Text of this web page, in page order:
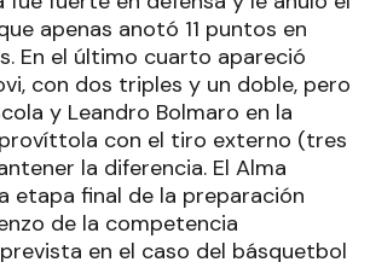
apenas anotó 11 puntos en
En el último cuarto apareció
con dos triples y un doble, pero
y Leandro Bolmaro en la
con el tiro externo (tres
la diferencia. El Alma
etapa final de la preparación
de la competencia
en el caso del básquetbol